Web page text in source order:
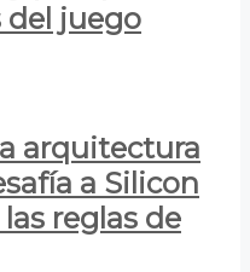
del juego
arquitectura
a Silicon
reglas de